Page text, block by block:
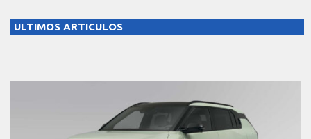
ULTIMOS ARTICULOS